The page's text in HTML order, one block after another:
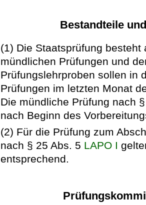
Bestandteile
(1) Die Staatsprüfung
mündlichen Prüfungen und
Prüfungslehrproben sollen in
Prüfungen im letzten Monat
Die mündliche Prüfung nach
nach Beginn des
(2) Für die Prüfung zum
nach § 25 Abs. 5 LAPO I
entsprechend.